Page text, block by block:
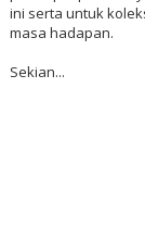
ini serta untuk
masa hadapan.
Sekian...